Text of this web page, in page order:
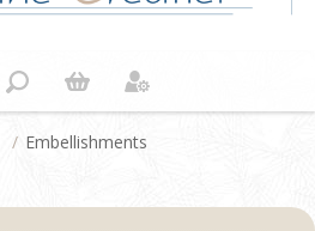
/ Embellishments